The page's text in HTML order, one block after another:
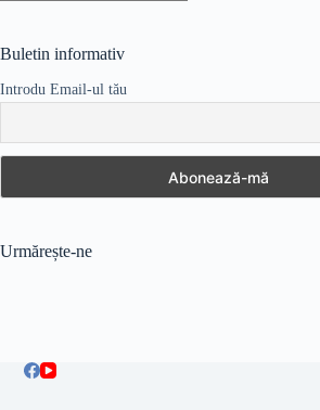
Buletin informativ
Introdu Email-ul tău
Urmărește-ne